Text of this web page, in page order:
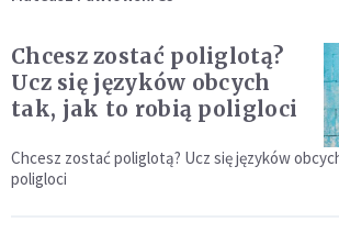
Chcesz zostać poliglotą?
Ucz się języków obcych
tak, jak to robią poligloci
Chcesz zostać poliglotą? Ucz się języków
poligloci